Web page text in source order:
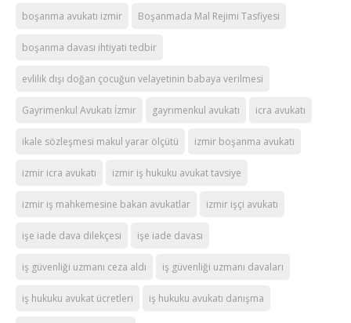
boşanma avukatı izmir Boşanmada Mal Rejimi Tasfiyesi
boşanma davası ihtiyati tedbir
evlilik dışı doğan çocuğun velayetinin babaya verilmesi
Gayrimenkul Avukatı İzmir gayrımenkul avukatı icra avukatı
ikale sözleşmesi makul yarar ölçütü izmir boşanma avukatı
izmir icra avukatı izmir iş hukuku avukat tavsiye
izmir iş mahkemesine bakan avukatlar izmir işçi avukatı
işe iade dava dilekçesi işe iade davası
iş güvenliği uzmanı ceza aldı iş güvenliği uzmanı davaları
iş hukuku avukat ücretleri iş hukuku avukatı danışma